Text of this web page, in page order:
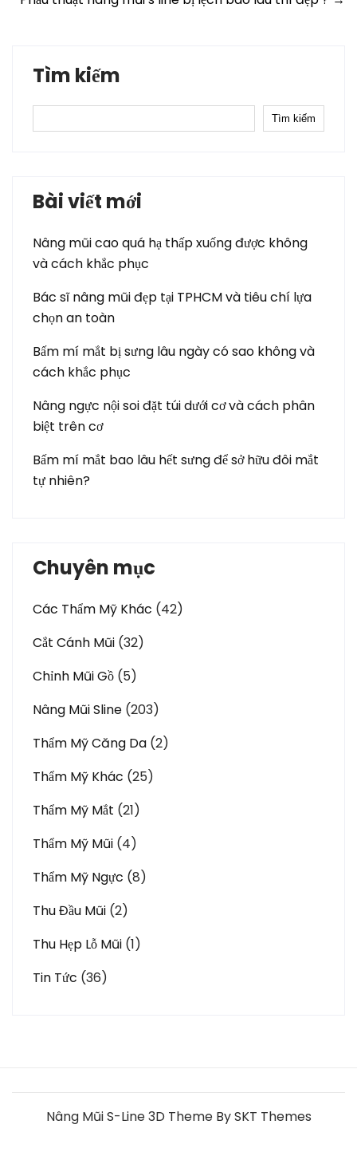
navigation
Tìm kiếm
Tìm kiếm
Bài viết mới
Nâng mũi cao quá hạ thấp xuống được không
và cách khắc phục
Bác sĩ nâng mũi đẹp tại TPHCM và tiêu chí lựa
chọn an toàn
Bấm mí mắt bị sưng lâu ngày có sao không và
cách khắc phục
Nâng ngực nội soi đặt túi dưới cơ và cách phân
biệt trên cơ
Bấm mí mắt bao lâu hết sưng để sở hữu đôi mắt
tự nhiên?
Chuyên mục
Các Thẩm Mỹ Khác (42)
Cắt Cánh Mũi (32)
Chỉnh Mũi Gồ (5)
Nâng Mũi Sline (203)
Thẩm Mỹ Căng Da (2)
Thẩm Mỹ Khác (25)
Thẩm Mỹ Mắt (21)
Thẩm Mỹ Mũi (4)
Thẩm Mỹ Ngực (8)
Thu Đầu Mũi (2)
Thu Hẹp Lỗ Mũi (1)
Tin Tức (36)
Nâng Mũi S-Line 3D Theme By SKT Themes